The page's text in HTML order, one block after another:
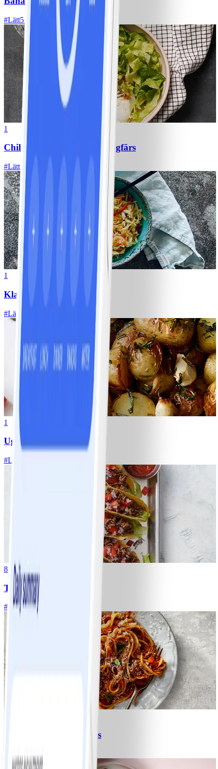
#Lätt5 MIN
1
Chili con carne med kycklingfärs
#Lätt
1
Klassisk vitkålssallad
#Lätt 20 MIN
1
Ugnsrostad potatis
#Lätt
8
Tacos
# Lätt15 MIN
Spagetti med köttfärssås
10 MIN